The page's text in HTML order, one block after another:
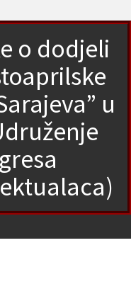
o dodjeli
u